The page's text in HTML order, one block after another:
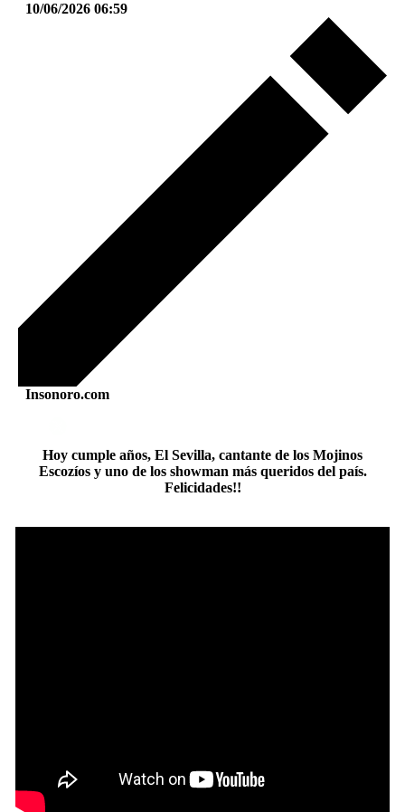
10/06/2026 06:59
Insonoro.com
Hoy cumple años, El Sevilla, cantante de los Mojinos
Escozíos y uno de los showman más queridos del país.
Felicidades!!